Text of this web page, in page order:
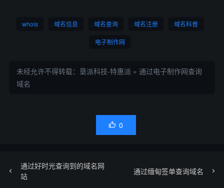
whois 域名信息 域名查询 域名注册 域名科普
电子制作网
未经允许不得转载： 垦派科技-特惠派 » 通过电子制作网查询
域名
 0
通过好时光查询到的域名网
站
通过缅甸签单查询域名